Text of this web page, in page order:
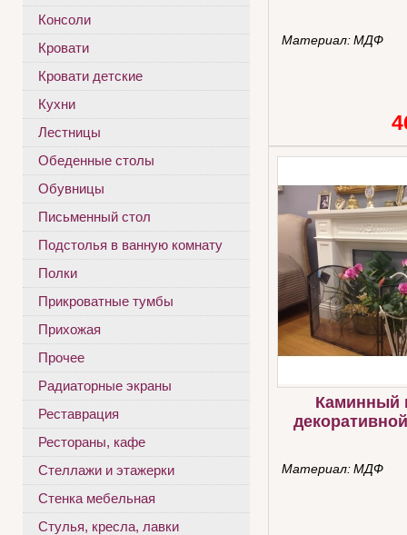
Материал:МДФ
Каминный
Материал:МДФ
Консоли
Кровати
Кровати детские
Кухни
Лестницы
Обеденные столы
Обувницы
Письменный стол
Подстолья в ванную комнату
Полки
Прикроватные тумбы
Прихожая
Прочее
Радиаторные экраны
Реставрация
Рестораны, кафе
Стеллажи и этажерки
Стенка мебельная
Стулья, кресла, лавки